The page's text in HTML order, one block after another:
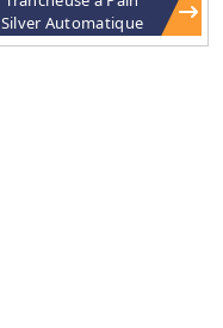
Silver Automatique